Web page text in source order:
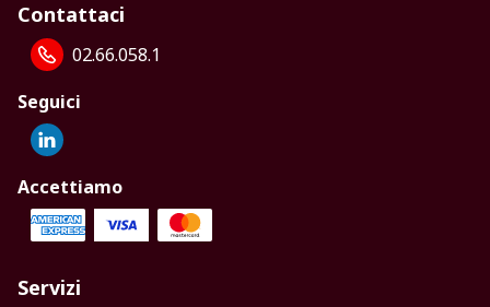
Contattaci
02.66.058.1
Seguici
Accettiamo
Servizi